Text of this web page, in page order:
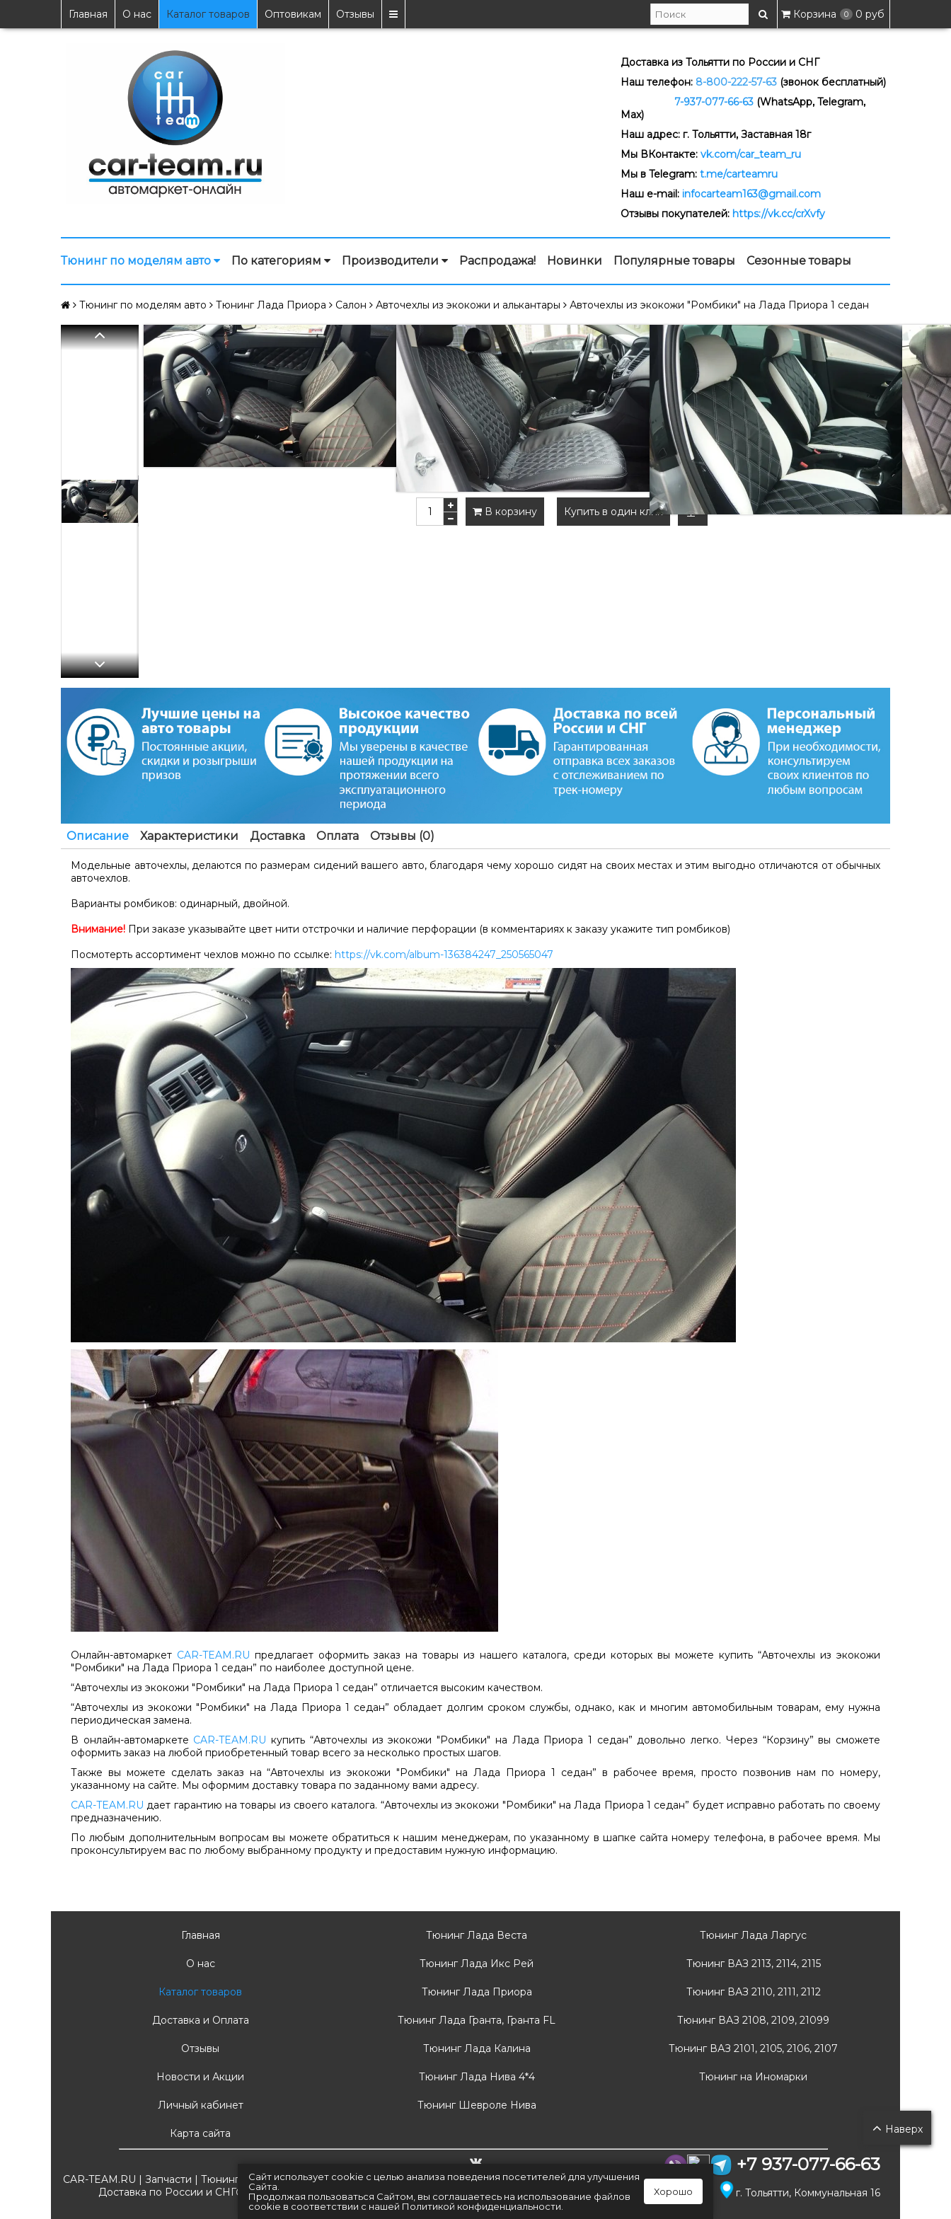
Главная О нас Каталог товаров Оптовикам Отзывы Корзина 0 0 руб
Доставка из Тольятти по России и СНГ
Наш телефон: 8-800-222-57-63 (звонок бесплатный)
7-937-077-66-63 (WhatsApp, Telegram,
Max)
Наш адрес: г. Тольятти, Заставная 18г
Мы ВКонтакте: vk.com/car_team_ru
Мы в Telegram: t.me/carteamru
Наш e-mail: infocarteam163@gmail.com
Отзывы покупателей: https://vk.cc/crXvfy
Тюнинг по моделям авто По категориям Производители Распродажа! Новинки Популярные товары Сезонные товары
Тюнинг по моделям авто Тюнинг Лада Приора Салон Авточехлы из экокожи и алькантары Авточехлы из экокожи "Ромбики" на Лада Приора 1 седан
АВТОЧЕХЛЫ ИЗ ЭКОКОЖИ "РОМБИКИ" НА ЛАДА ПРИОРА 1 СЕДАН
Внимание!При заказе указывайте цвет нити отстрочки и наличие перфорации (в
комментариях к заказу укажите тип ромбиков)
Артикул:75021804
Наличие: Есть в наличии
9 690 руб8 900 руб
В корзину Купить в один клик добавить
Описание Характеристики Доставка Оплата Отзывы (0)
Модельные авточехлы, делаются по размерам сидений вашего авто, благодаря чему хорошо сидят на своих местах и этим выгодно отличаются от обычных
авточехлов.
Варианты ромбиков: одинарный, двойной.
Внимание! При заказе указывайте цвет нити отстрочки и наличие перфорации (в комментариях к заказу укажите тип ромбиков)
Посмотерть ассортимент чехлов можно по ссылке: https://vk.com/album-136384247_250565047
Онлайн-автомаркет CAR-TEAM.RU предлагает оформить заказ на товары из нашего каталога, среди которых вы можете купить “Авточехлы из экокожи
"Ромбики" на Лада Приора 1 седан” по наиболее доступной цене.
“Авточехлы из экокожи "Ромбики" на Лада Приора 1 седан” отличается высоким качеством.
“Авточехлы из экокожи "Ромбики" на Лада Приора 1 седан” обладает долгим сроком службы, однако, как и многим автомобильным товарам, ему нужна
периодическая замена.
В онлайн-автомаркете CAR-TEAM.RU купить “Авточехлы из экокожи "Ромбики" на Лада Приора 1 седан” довольно легко. Через “Корзину” вы сможете
оформить заказ на любой приобретенный товар всего за несколько простых шагов.
Также вы можете сделать заказ на “Авточехлы из экокожи "Ромбики" на Лада Приора 1 седан” в рабочее время, просто позвонив нам по номеру,
указанному на сайте. Мы оформим доставку товара по заданному вами адресу.
CAR-TEAM.RU дает гарантию на товары из своего каталога. “Авточехлы из экокожи "Ромбики" на Лада Приора 1 седан” будет исправно работать по своему
предназначению.
По любым дополнительным вопросам вы можете обратиться к нашим менеджерам, по указанному в шапке сайта номеру телефона, в рабочее время. Мы
проконсультируем вас по любому выбранному продукту и предоставим нужную информацию.
Главная
О нас
Каталог товаров
Доставка и Оплата
Отзывы
Новости и Акции
Личный кабинет
Карта сайта
CAR-TEAM.RU | Запчасти | Тюнинг ВАЗ | Аксессуары.
Доставка по России и СНГ
2018-2026
Тюнинг Лада Веста
Тюнинг Лада Икс Рей
Тюнинг Лада Приора
Тюнинг Лада Гранта, Гранта FL
Тюнинг Лада Калина
Тюнинг Лада Нива 4*4
Тюнинг Шевроле Нива
Тюнинг Лада Ларгус
Тюнинг ВАЗ 2113, 2114, 2115
Тюнинг ВАЗ 2110, 2111, 2112
Тюнинг ВАЗ 2108, 2109, 21099
Тюнинг ВАЗ 2101, 2105, 2106, 2107
Тюнинг на Иномарки
+7 937-077-66-63
г. Тольятти, Коммунальная 16
Наверх
Сайт использует cookie с целью анализа поведения посетителей для улучшения
Сайта.
Продолжая пользоваться Сайтом, вы соглашаетесь на использование файлов
cookie в соответствии с нашей Политикой конфиденциальности
Хорошо